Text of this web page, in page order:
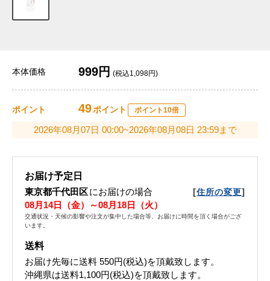
本体価格 999円 (税込1,098円)
ポイント 49ポイント ポイント10倍
2026年08月07日 00:00~2026年08月08日 23:59まで
お届け予定日
東京都千代田区にお届けの場合 [住所の変更]
08月14日（金）～08月18日（火）
交通状況・天候の影響や注文が集中した場合等、お届けに時間を頂く場合がござ
います。
送料
お届け先毎に送料 550円(税込)を頂戴致します。
沖縄県は送料1,100円(税込)を頂戴致します。